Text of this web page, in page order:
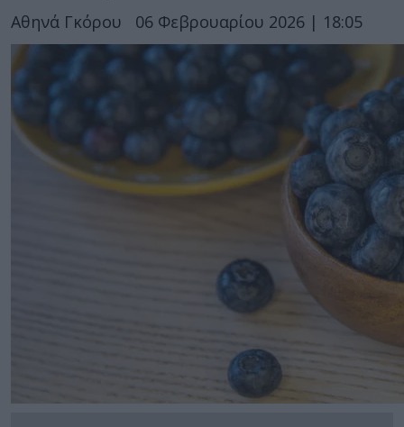
Αθηνά Γκόρου 06 Φεβρουαρίου 2026 | 18:05